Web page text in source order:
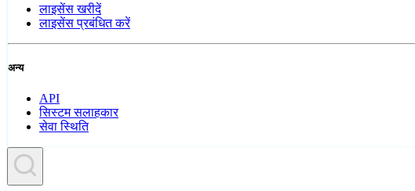
लाइसेंस खरीदें
लाइसेंस प्रबंधित करें
अन्य
API
सिस्टम सलाहकार
सेवा स्थिति